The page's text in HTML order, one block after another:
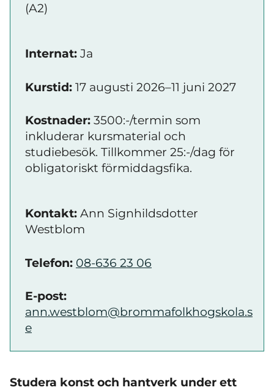
(A2)
Internat: Ja
Kurstid: 17 augusti 2026–11 juni 2027
Kostnader: 3500:-/termin som
inkluderar kursmaterial och
studiebesök. Tillkommer 25:-/dag för
obligatoriskt förmiddagsfika.
Kontakt: Ann Signhildsdotter
Westblom
Telefon: 08-636 23 06
E-post:
ann.westblom@brommafolkhogskola.s
e
Studera konst och hantverk under ett